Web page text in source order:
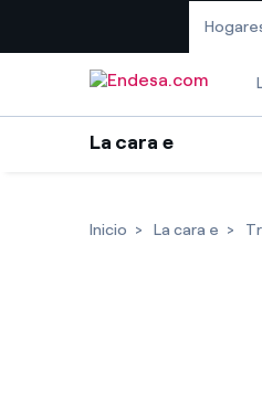
La cara e
Inicio La cara e